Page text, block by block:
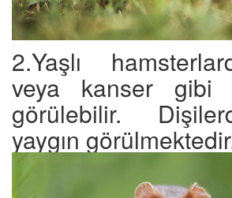
2.Yaşlı
veya kanser gibi
görülebilir.
yaygın